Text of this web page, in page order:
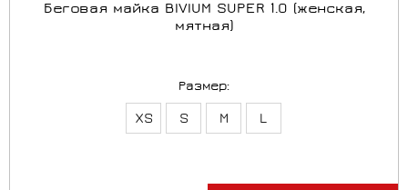
Беговая майка BIVIUM SUPER 1.0 (женская,
мятная)
Размер:
XS S M L